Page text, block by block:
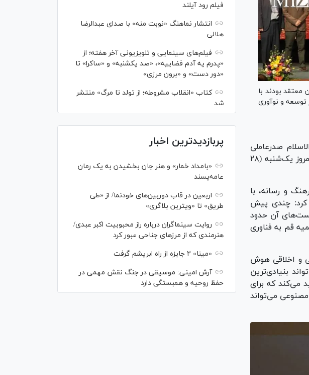
بودند با
و نوآوری
صدرعاملی
رئیس دانشکده مطالعات جهان دانشگاه تهران و تجلیل از خانواده شهدای مدافع حرم ظهر امروز یک‌شنبه (۲۸
و رسانه، با
کرد: چندی پیش
آن حدود
قم به فناوری
و اخلاقی هوش
بنیادی‌ترین
می‌کند که برای
مصنوعی می‌تواند
فیلم رود آیلند
انتشار نماهنگ «نوبت منه» با صدای عبدالرضا
هلالی
فیلم‌های سینمایی و تلویزیونی آخر هفته؛ از
«پدرم یه آدم فضاییه»، «صد یکشنبه» و «ساکرا» تا
«دور دست» و «برون مرزی»
کتاب «انقلاب مشروطه؛ از تولد تا مرگ» منتشر
شد
پربازدیدترین اخبار
«بامداد خمار» و هنر جان بخشیدن به یک رمان
عامه‌پسند
اربعین در قاب دوربین‌های خودنما/ از «طی
طریق» تا «ویترین بلاگری»
روایت سینماگران درباره راز محبوبیت اکبر عبدی/
هنرمندی که از مرزهای جناحی عبور کرد
«مینا» ۲ جایزه از راه ابریشم گرفت
آرش امینی: موسیقی در جنگ نقش مهمی در
حفظ روحیه و همبستگی دارد